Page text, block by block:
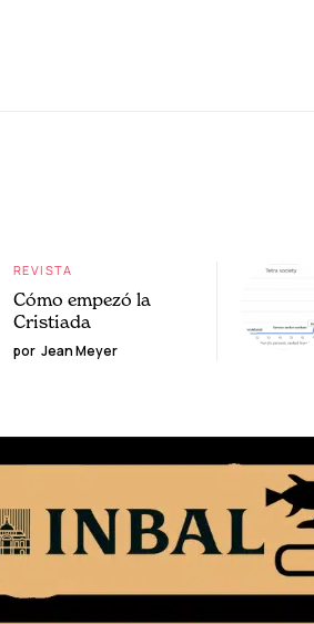
REVISTA
Cómo empezó la
Cristiada
por Jean Meyer